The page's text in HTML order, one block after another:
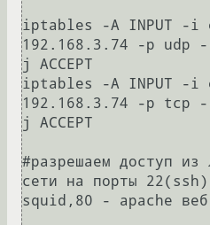
iptables -A INPUT -i
192.168.3.74 -p udp
j ACCEPT
iptables -A INPUT -i
192.168.3.74 -p tcp
j ACCEPT
#разрешаем доступ из
сети на порты
squid,80 - apache веб